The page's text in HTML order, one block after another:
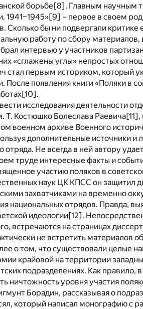
борьбе[8]. Главным научным
1941–1945»[9] – первое в своем
Сколько бы ни подвергали
работу по сбору
интервью у участников
«сглажены углы» непростых
первым историком, который
появления книги «Поляки в
[10].
исследования деятельности
Т. Костюшко Болеслава Раевича[11],
военном архиве Военного
дополнительные источники и
отряда. Не всегда в ней автору
труде интересные факты и
участию поляков в
наук ЦК КПСС он защитил
захватчиками на временно
национальных отрядов. Правда,
идеологии[12].
встречаются на страницах
не встретить материалов
о том, что существовали целые
крайовой на территории
подразделениях. Как правило,
ничтожность уровня участия
Борадин, рассказывая о
который написал монографию с